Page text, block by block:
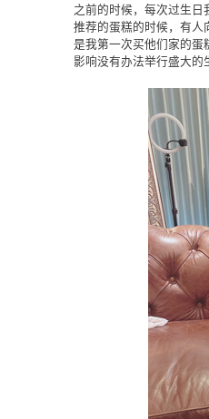
之前的时候，每次过生
推荐的蛋糕的时候，有人
是我第一次买他们家的蛋
影响没有办法举行盛大的